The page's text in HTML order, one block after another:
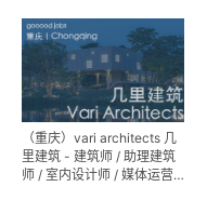
（重庆）vari architects 几
里建筑 - 建筑师 / 助理建筑
师 / 室内设计师 / 媒体运营